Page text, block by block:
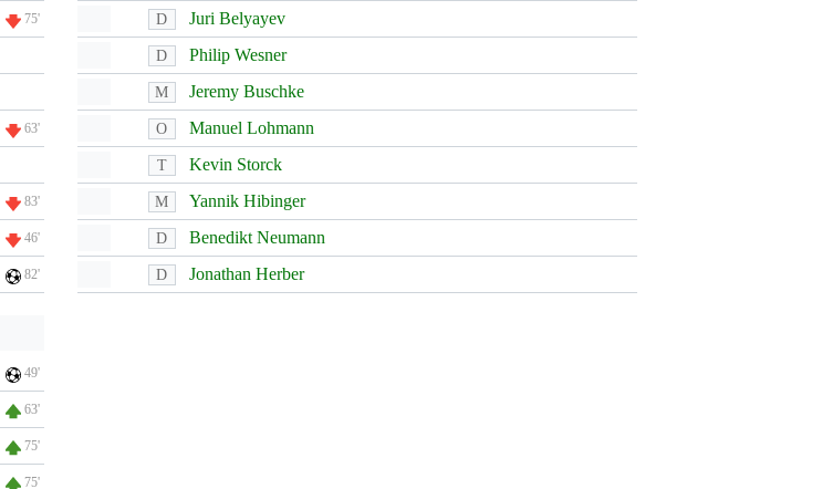
75'
63'
83'
46'
82'
49'
63'
75'
75'
D Juri Belyayev
D Philip Wesner
M Jeremy Buschke
O Manuel Lohmann
T Kevin Storck
M Yannik Hibinger
D Benedikt Neumann
D Jonathan Herber